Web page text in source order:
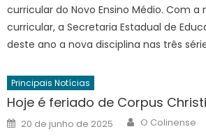
curricular do Novo Ensino Médio. Com
curricular, a Secretaria Estadual de
deste ano a nova disciplina nas três
Principais Notícias
Hoje é feriado de Corpus Christi
Posted
on
20 de junho de 2025 Author
O Colinense